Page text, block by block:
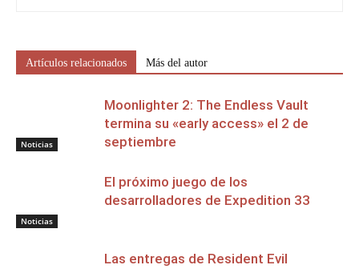
Artículos relacionados Más del autor
Noticias
Moonlighter 2: The Endless Vault
termina su «early access» el 2 de
septiembre
Noticias
El próximo juego de los
desarrolladores de Expedition 33
Las entregas de Resident Evil